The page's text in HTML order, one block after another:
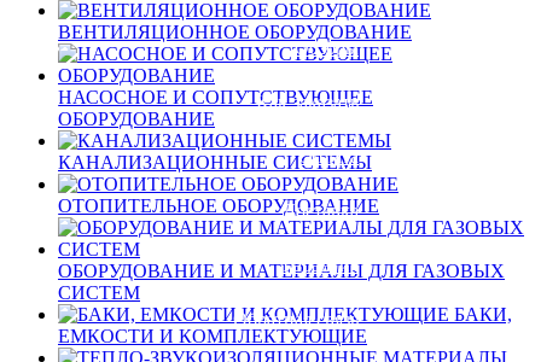
Обзоры
Как заказать
Оплата
Доставка
Гарантия
Обратная связь
ВЕНТИЛЯЦИОННОЕ ОБОРУДОВАНИЕ
НАСОСНОЕ И СОПУТСТВУЮЩЕЕ
ОБОРУДОВАНИЕ
КАНАЛИЗАЦИОННЫЕ СИСТЕМЫ
ОТОПИТЕЛЬНОЕ ОБОРУДОВАНИЕ
ОБОРУДОВАНИЕ И МАТЕРИАЛЫ ДЛЯ ГАЗОВЫХ
СИСТЕМ
БАКИ,
ЕМКОСТИ И КОМПЛЕКТУЮЩИЕ